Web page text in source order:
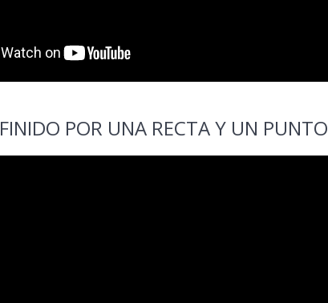
POR UNA RECTA Y UN PUNTO